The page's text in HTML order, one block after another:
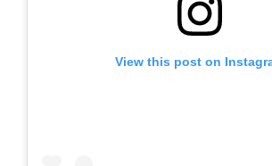
View this post on